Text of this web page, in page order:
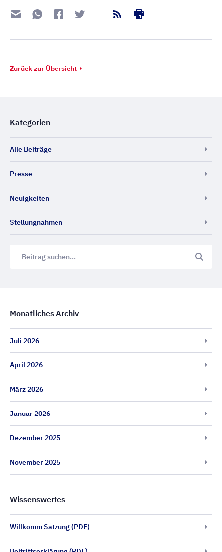
Zurück zur Übersicht
Kategorien
Alle Beiträge
Presse
Neuigkeiten
Stellungnahmen
Monatliches Archiv
Juli 2026
April 2026
März 2026
Januar 2026
Dezember 2025
November 2025
Wissenswertes
Willkomm Satzung (PDF)